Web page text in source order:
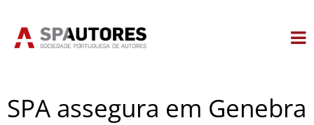
SPA assegura em Genebra